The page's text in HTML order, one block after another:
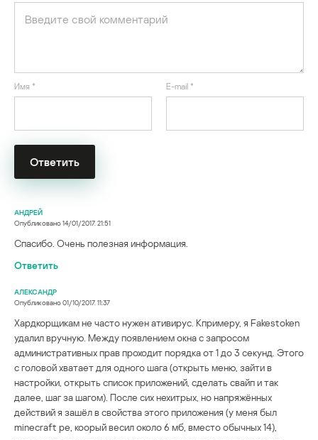
Имя * E-mail *
АНДРЕЙ
Опубликовано14/01/2017. 21:51
Спасибо. Очень полезная информация.
Ответить
АЛЕКСАНДР
Опубликовано01/10/2017. 11:37
Хардкорщикам не часто нужен ативирус. Кпримеру, я Fakestoken
удалил вручную. Между появлением окна с запросом
административных прав проходит порядка от 1 до 3 секунд. Этого
с головой хватает для одного шага (открыть меню, зайти в
настройки, открыть список приложений, сделать свайп и так
далее, шаг за шагом). После сих нехитрых, но напряжённых
действий я зашёл в свойства этого приложения (у меня был
minecraft pe, коорый весил около 6 мб, вместо обычных 14),